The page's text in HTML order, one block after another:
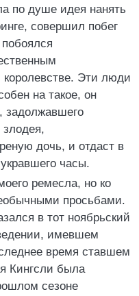
по душе идея нанять
совершил побег
Эти люди
на такое, он
задолжавшего
дочь, и отдаст в
часы.
ремесла, но ко
просьбами.
в тот ноябрьский
имевшем
время ставшем
Кингсли была
сезоне